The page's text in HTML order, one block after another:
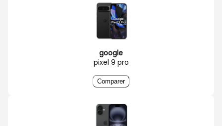
google
pixel 9 pro
Comparer